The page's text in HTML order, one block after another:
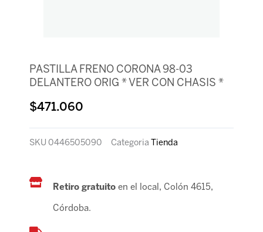
PASTILLA FRENO CORONA 98-03
DELANTERO ORIG * VER CON CHASIS *
$471.060
SKU 0446505090 Categoria Tienda
Retiro gratuito en el local, Colón 4615,
Córdoba.